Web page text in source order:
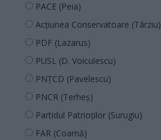
PACE (Peia)
Acțiunea Conservatoare (Târziu)
PDF (Lazarus)
PUSL (D. Voiculescu)
PNȚCD (Pavelescu)
PNCR (Terheș)
Partidul Patrioților (Surugiu)
FAR (Coarnă)